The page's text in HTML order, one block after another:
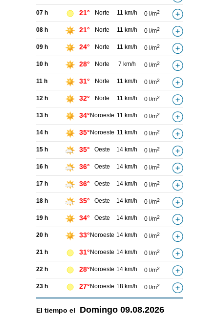
07 h 21° Norte 11 km/h 0 l/m2
08 h 21° Norte 11 km/h 0 l/m2
09 h 24° Norte 11 km/h 0 l/m2
10 h 28° Norte 7 km/h 0 l/m2
11 h 31° Norte 11 km/h 0 l/m2
12 h 32° Norte 11 km/h 0 l/m2
13 h 34° Noroeste 11 km/h 0 l/m2
14 h 35° Noroeste 11 km/h 0 l/m2
15 h 35° Oeste 14 km/h 0 l/m2
16 h 36° Oeste 14 km/h 0 l/m2
17 h 36° Oeste 14 km/h 0 l/m2
18 h 35° Oeste 14 km/h 0 l/m2
19 h 34° Oeste 14 km/h 0 l/m2
20 h 33° Noroeste 14 km/h 0 l/m2
21 h 31° Noroeste 14 km/h 0 l/m2
22 h 28° Noroeste 14 km/h 0 l/m2
23 h 27° Noroeste 18 km/h 0 l/m2
El tiempo el Domingo 09.08.2026